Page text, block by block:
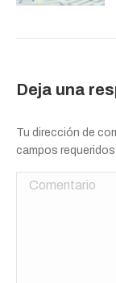
Deja una
Tu dirección de
campos
Comentario